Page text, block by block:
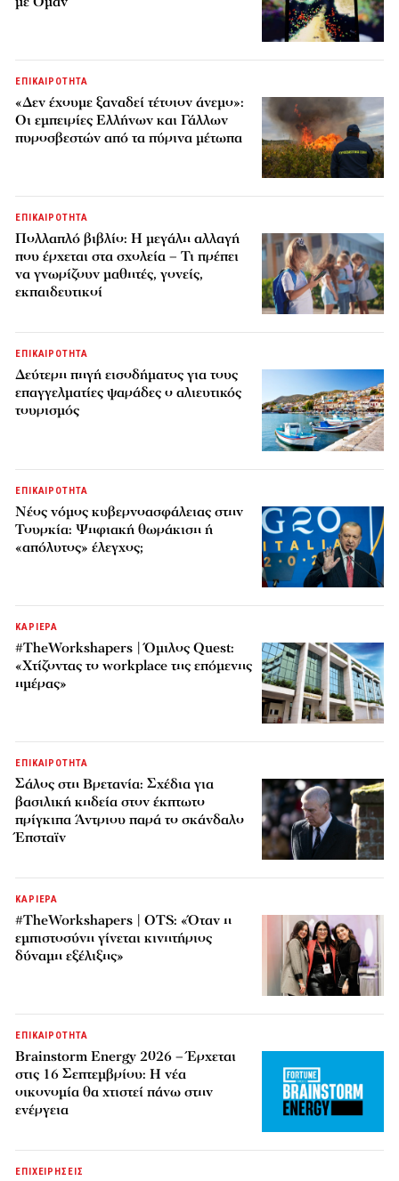
ΕΠΙΚΑΙΡΟΤΗΤΑ
«Δεν έχουμε ξαναδεί τέτοιον άνεμο»:
Οι εμπειρίες Ελλήνων και Γάλλων
πυροσβεστών από τα πύρινα μέτωπα
ΕΠΙΚΑΙΡΟΤΗΤΑ
Πολλαπλό βιβλίο: Η μεγάλη αλλαγή
που έρχεται στα σχολεία – Τι πρέπει
να γνωρίζουν μαθητές, γονείς,
εκπαιδευτικοί
ΕΠΙΚΑΙΡΟΤΗΤΑ
Δεύτερη πηγή εισοδήματος για τους
επαγγελματίες ψαράδες ο αλιευτικός
τουρισμός
ΕΠΙΚΑΙΡΟΤΗΤΑ
Νέος νόμος κυβερνοασφάλειας στην
Τουρκία: Ψηφιακή θωράκιση ή
«απόλυτος» έλεγχος;
ΚΑΡΙΕΡΑ
#TheWorkshapers | Όμιλος Quest:
«Χτίζοντας το workplace της επόμενης
ημέρας»
ΕΠΙΚΑΙΡΟΤΗΤΑ
Σάλος στη Βρετανία: Σχέδια για
βασιλική κηδεία στον έκπτωτο
πρίγκιπα Άντριου παρά το σκάνδαλο
Έπσταϊν
ΚΑΡΙΕΡΑ
#TheWorkshapers | OTS: «Όταν η
εμπιστοσύνη γίνεται κινητήριος
δύναμη εξέλιξης»
ΕΠΙΚΑΙΡΟΤΗΤΑ
Brainstorm Energy 2026 – Έρχεται
στις 16 Σεπτεμβρίου: Η νέα
οικονομία θα χτιστεί πάνω στην
ενέργεια
ΕΠΙΧΕΙΡΗΣΕΙΣ